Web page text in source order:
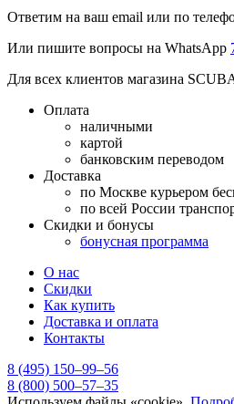
Ответим на ваш email или по
Или пишите вопросы на WhatsApp
Для всех клиентов магазина
Оплата
наличными
картой
банковским переводом
Доставка
по Москве курьером
по всей России
Скидки и бонусы
бонусная программа
О нас
Скидки
Как купить
Доставка и оплата
Контакты
8 (495) 150–99–56
8 (800) 500–57–35